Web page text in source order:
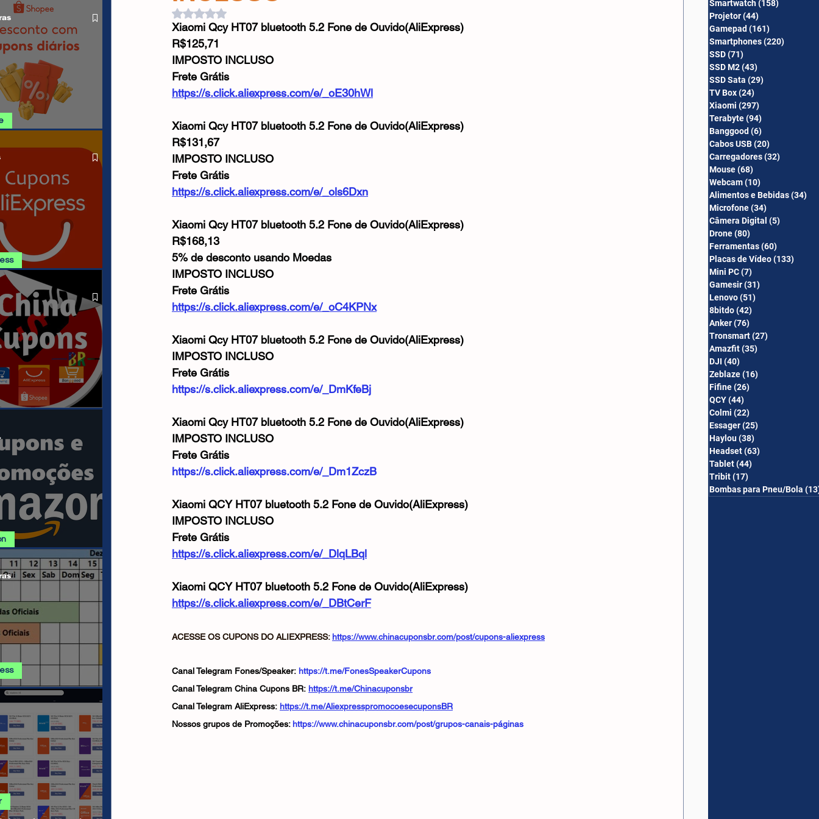
PROMOÇÕES AMAZON
- Calendário de
AGOSTO 2026
Cabos USB Carregadores
Avaliado com NaN de 5 estrelas.
Xiaomi Qcy HT07 bluetooth 5.2 Fone de Ouvido(AliExpress)
R$125,71
IMPOSTO INCLUSO
Frete Grátis
https://s.click.aliexpress.com/e/_oE30hWl
Xiaomi Qcy HT07 bluetooth 5.2 Fone de Ouvido(AliExpress)
R$131,67
IMPOSTO INCLUSO
Frete Grátis
https://s.click.aliexpress.com/e/_ols6Dxn
Xiaomi Qcy HT07 bluetooth 5.2 Fone de Ouvido(AliExpress)
R$168,13
5% de desconto usando Moedas
IMPOSTO INCLUSO
Frete Grátis
https://s.click.aliexpress.com/e/_oC4KPNx
Xiaomi Qcy HT07 bluetooth 5.2 Fone de Ouvido(AliExpress)
IMPOSTO INCLUSO
Frete Grátis
https://s.click.aliexpress.com/e/_DmKfeBj
Xiaomi Qcy HT07 bluetooth 5.2 Fone de Ouvido(AliExpress)
IMPOSTO INCLUSO
Frete Grátis
https://s.click.aliexpress.com/e/_Dm1ZczB
Xiaomi QCY HT07 bluetooth 5.2 Fone de Ouvido(AliExpress)
IMPOSTO INCLUSO
Frete Grátis
https://s.click.aliexpress.com/e/_DlqLBql
Xiaomi QCY HT07 bluetooth 5.2 Fone de Ouvido(AliExpress)
https://s.click.aliexpress.com/e/_DBtCerF
ACESSE OS CUPONS DO ALIEXPRESS: https://www.chinacuponsbr.com/post/cupons-aliexpress
Canal Telegram Fones/Speaker: https://t.me/FonesSpeakerCupons
Canal Telegram China Cupons BR: https://t.me/Chinacuponsbr
Canal Telegram AliExpress: https://t.me/AliexpresspromocoesecuponsBR
Nossos grupos de Promoções: https://www.chinacuponsbr.com/post/grupos-canais-páginas
Smartwatch(158)
Projetor(44)
Gamepad (161)
Smartphones(220)
SSD(71)
SSD M2(43)
SSD Sata (29)
TV Box(24)
Xiaomi (297)
Terabyte(94)
Banggood (6)
Cabos USB(20)
Carregadores(32)
Mouse(68)
Webcam(10)
Alimentos e Bebidas(34)
Microfone(34)
Câmera Digital (5)
Drone(80)
Ferramentas(60)
Placas de Vídeo(133)
Mini PC(7)
Gamesir(31)
Lenovo(51)
8bitdo(42)
Anker(76)
Tronsmart(27)
Amazfit(35)
DJI (40)
Zeblaze(16)
Fifine(26)
QCY(44)
Colmi (22)
Essager(25)
Haylou(38)
Headset(63)
Tablet(44)
Tribit(17)
Bombas para Pneu/Bola